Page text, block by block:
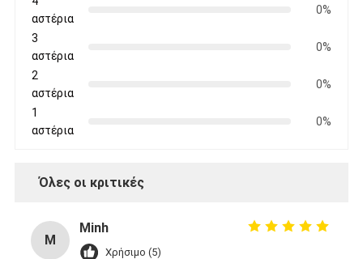
αστέρια
0%
3
αστέρια
0%
2
αστέρια
0%
1
αστέρια
0%
Όλες οι κριτικές
M
Minh
Χρήσιμο (5)